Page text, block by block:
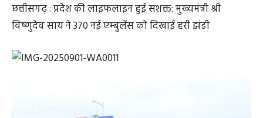
छत्तीसगढ़ : प्रदेश की लाइफलाइन हुई सशक्त: मुख्यमंत्री श्री
विष्णुदेव साय ने 370 नई एम्बुलेंस को दिखाई हरी झंडी